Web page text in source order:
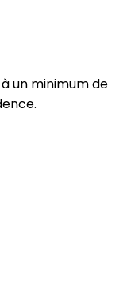
un minimum de